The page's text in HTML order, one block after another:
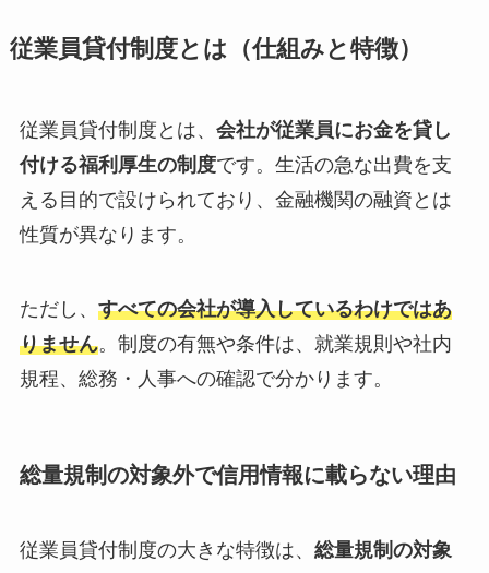
従業員貸付制度とは（仕組みと特徴）
従業員貸付制度とは、 会社が従業員にお金を貸し
付ける福利厚生の制度です。生活の急な出費を支
える目的で設けられており、金融機関の融資とは
性質が異なります。
ただし、 すべての会社が導入しているわけではあ
りません。制度の有無や条件は、就業規則や社内
規程、総務・人事への確認で分かります。
総量規制の対象外で信用情報に載らない理由
従業員貸付制度の大きな特徴は、 総量規制の対象